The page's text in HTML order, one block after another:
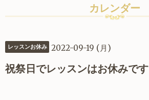
カレンダー
レッスンお休み 2022-09-19 (月)
祝祭日でレッスンはお休みです